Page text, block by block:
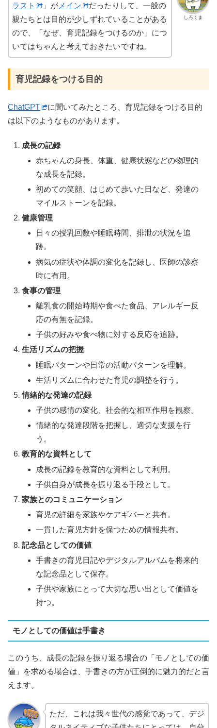
しろくま
ラスト
」が メイン
だったりして、一般の
親たちとは目的が少しずれていることがある
ので、「なぜ、育児記録をつけるのか」につ
いてはちゃんと考えておきたいですね。
育児記録をつける目的
ChatGPT
に聞いてみたところ、育児記録をつける目的
は以下のようなものがあります。
成長の記録
赤ちゃんの身長、体重、健康状態などの物理的
な成長を記録。
初めての笑顔、はじめて歩いた日など、発達の
マイルストーンを記録。
健康管理
日々の授乳回数や睡眠時間、排泄の状況を追
跡。
病気の症状や体調の変化を記録し、医師の診察
時に有用。
食事の管理
離乳食の開始時期や食べた食品、アレルギー反
応の有無を記録。
子供の好みや食べ物に対する反応を追跡。
生活リズムの把握
睡眠パターンや日常の活動パターンを理解。
生活リズムに合わせた育児の調整を行う。
情緒的な発達の記録
子供の感情の変化、社会的な相互作用を観察。
情緒的な発達段階を把握し、適切な支援を行
う。
教育的な資料として
成長の記録を教育的な資料として利用。
子供自身が成長を振り返る手段として。
家族とのコミュニケーション
育児の詳細を家族やケアギバーと共有。
一貫した育児方針を保つための情報共有。
記念品としての価値
手書きの育児日記やデジタルアルバムを将来的
な記念品として保存。
子供や家族にとって大切な思い出として価値を
持つ。
モノとしての価値は手書き
このうち、成長の記録を振り返る場合の「モノとしての価
値」を求める場合は、手書きの方が圧倒的に魅力的だと言
えます。
ただ、これは我々世代の感覚であって、デジ